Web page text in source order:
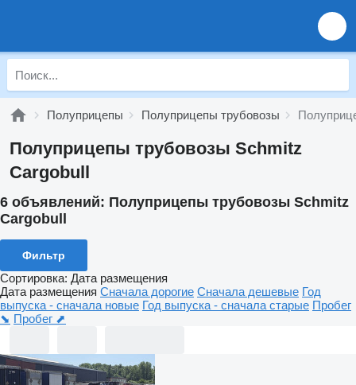
Полуприцепы Полуприцепы трубовозы
Полуприцепы трубовозы Schmitz
Cargobull
6 объявлений: Полуприцепы трубовозы Schmitz
Cargobull
Фильтр
Сортировка: Дата размещения
Дата размещения Сначала дорогие Сначала дешевые Год
выпуска - сначала новые Год выпуска - сначала старые Пробег
⬊ Пробег ⬈